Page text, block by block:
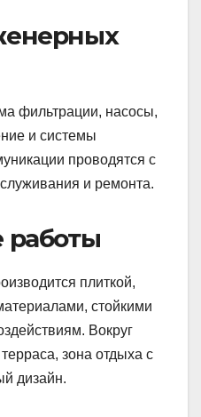
фильтрации, насосы,
и системы
проводятся с
и ремонта.
плиткой,
стойкими
Вокруг
зона отдыха с
дизайн.